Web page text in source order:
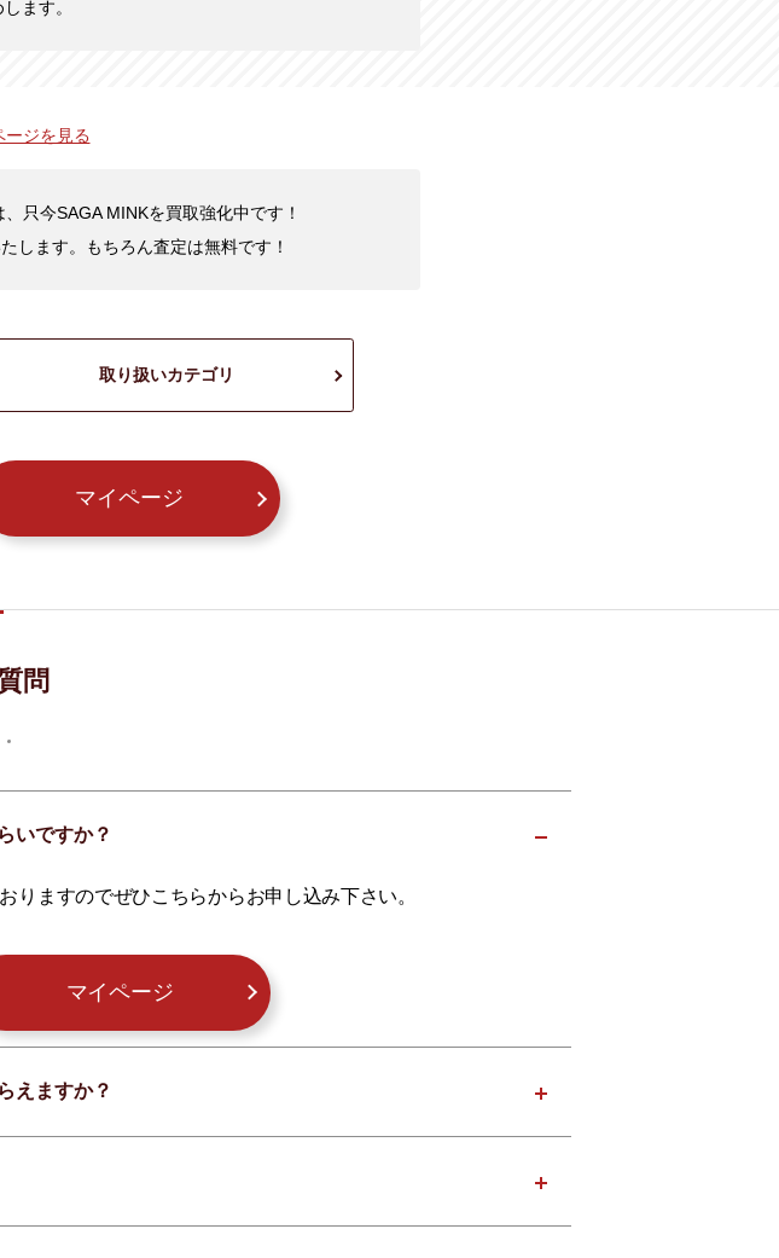
ます。
ージを見る
只今SAGA MINKを買取強化中です！
します。もちろん査定は無料です！
取り扱いカテゴリ
マイページ
問
いですか？
ますのでぜひこちらからお申し込み下さい。
マイページ
えますか？